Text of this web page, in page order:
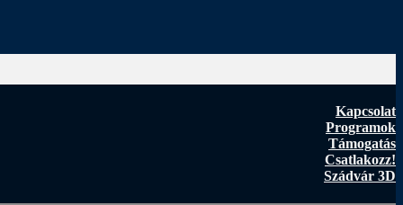
Kapcsolat
Programok
Támogatás
Csatlakozz!
Szádvár 3D